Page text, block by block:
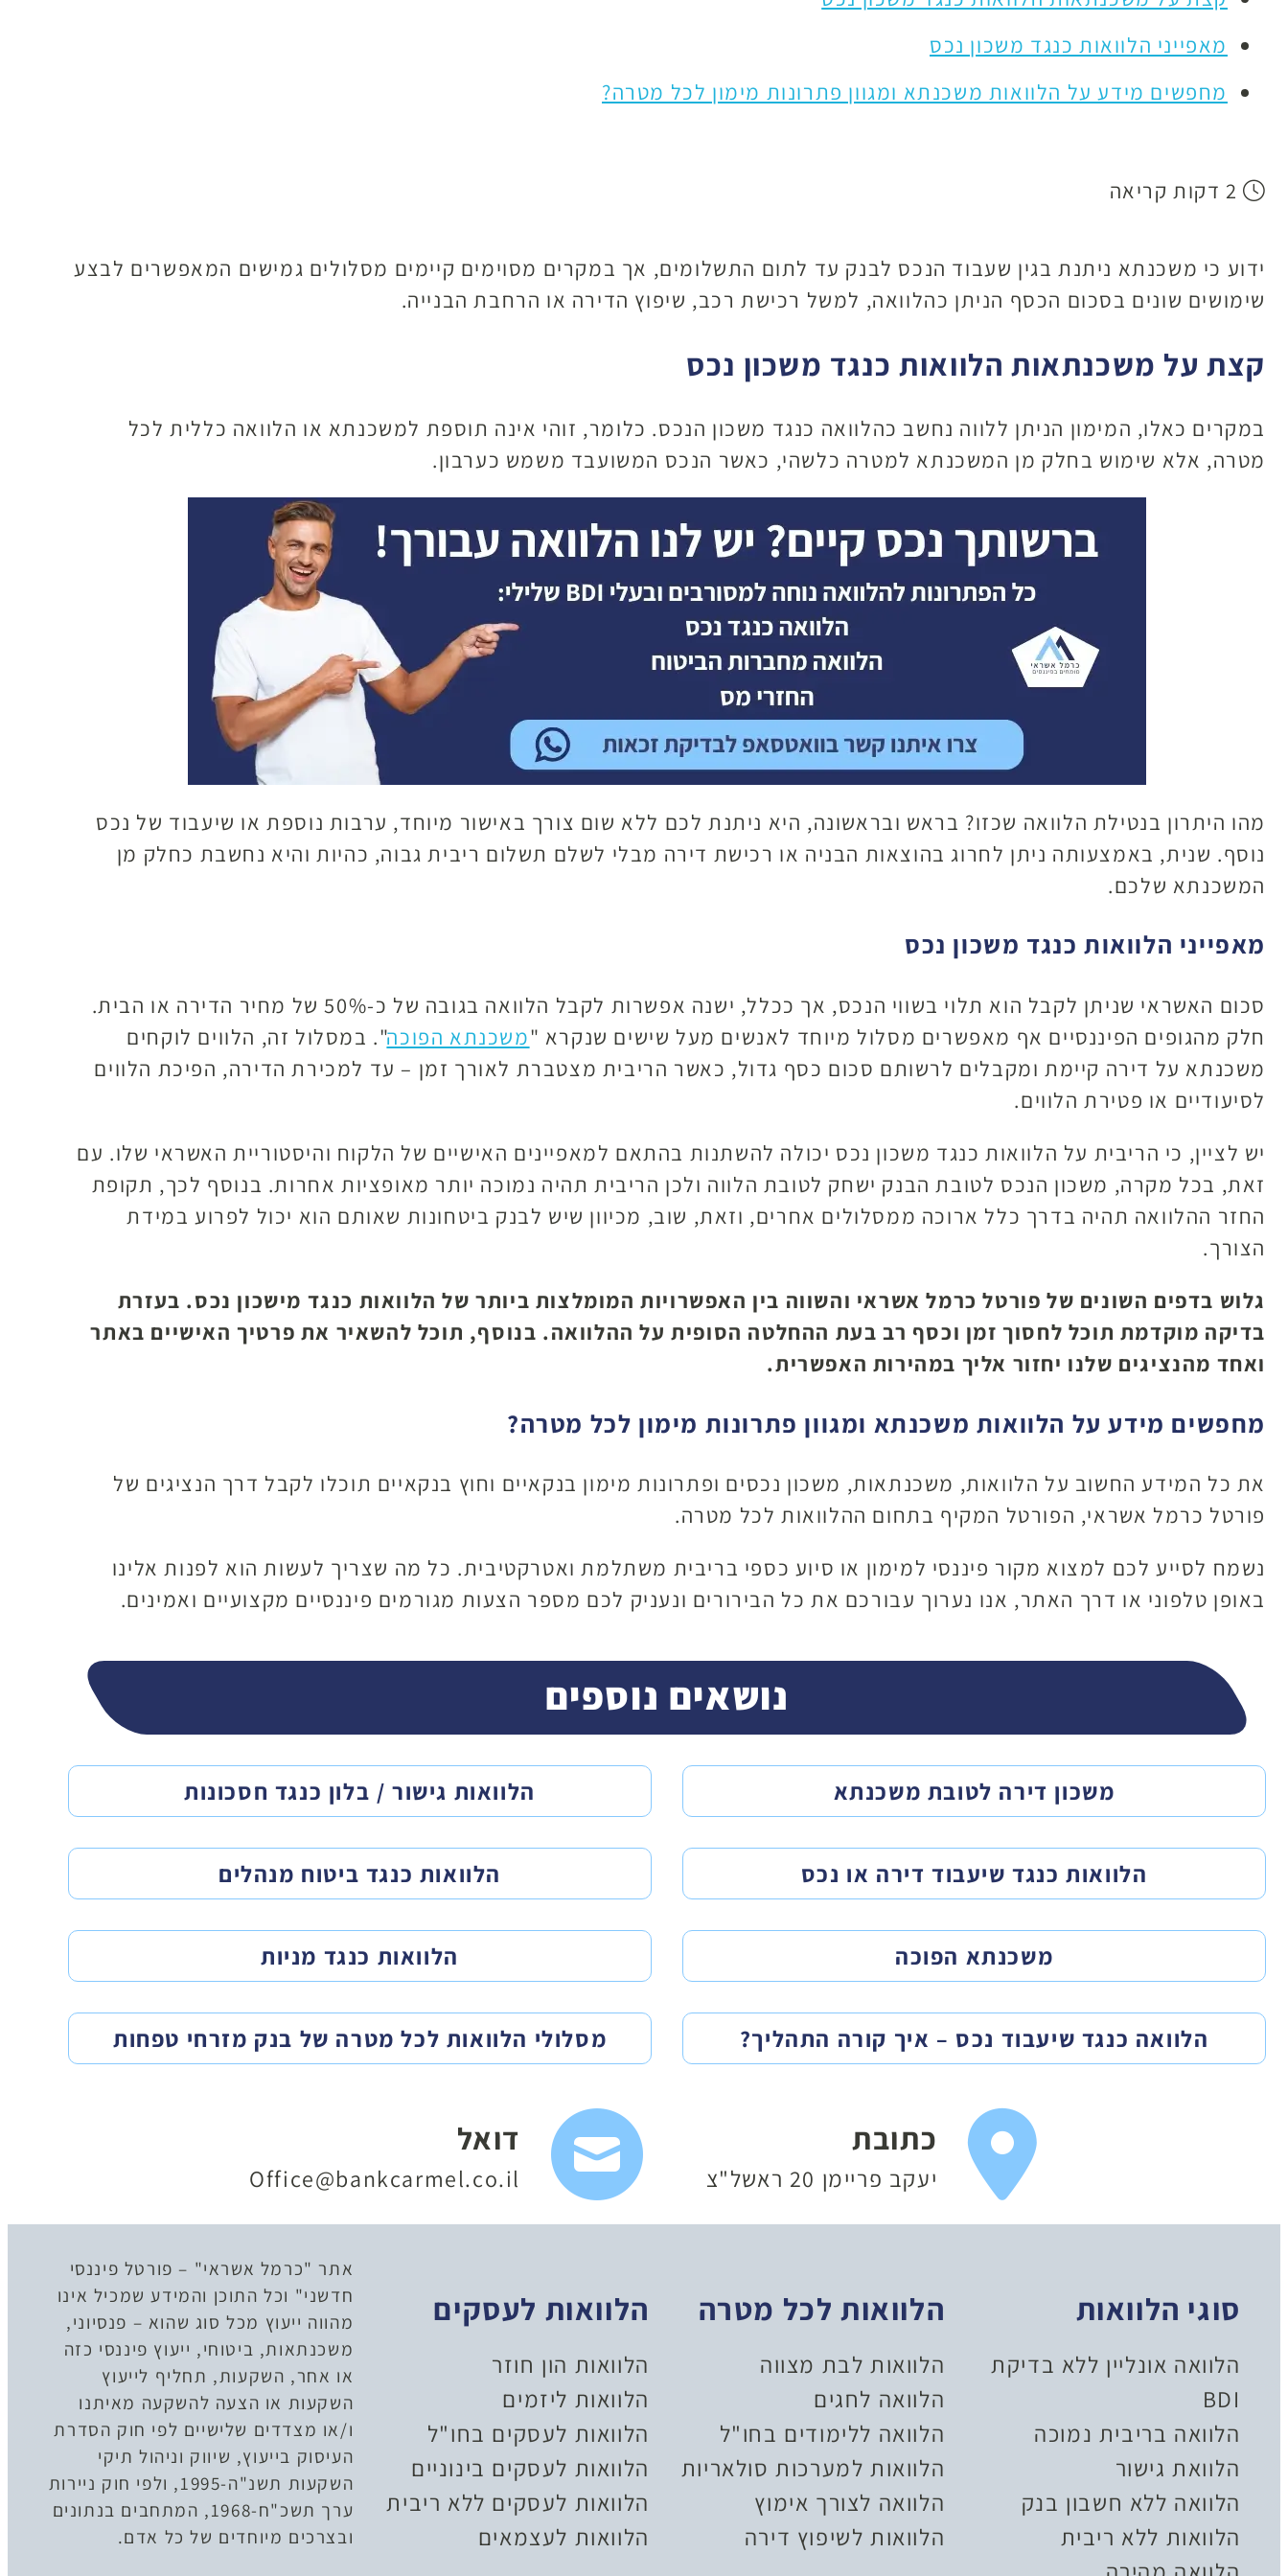
מאפייני הלוואות כנגד משכון נכס
מחפשים מידע על הלוואות משכנתא ומגוון פתרונות מימון לכל מטרה?
2 דקות קריאה
ידוע כי משכנתא ניתנת בגין שעבוד הנכס לבנק עד לתום התשלומים, אך במקרים מסוימים קיימים מסלולים גמישים המאפשרים לבצע
שימושים שונים בסכום הכסף הניתן כהלוואה, למשל רכישת רכב, שיפוץ הדירה או הרחבת הבנייה.
קצת על משכנתאות הלוואות כנגד משכון נכס
במקרים כאלו, המימון הניתן ללווה נחשב כהלוואה כנגד משכון הנכס. כלומר, זוהי אינה תוספת למשכנתא או הלוואה כללית לכל
מטרה, אלא שימוש בחלק מן המשכנתא למטרה כלשהי, כאשר הנכס המשועבד משמש כערבון.
מהו היתרון בנטילת הלוואה שכזו? בראש ובראשונה, היא ניתנת לכם ללא שום צורך באישור מיוחד, ערבות נוספת או שיעבוד של נכס
נוסף. שנית, באמצעותה ניתן לחרוג בהוצאות הבניה או רכישת דירה מבלי לשלם תשלום ריבית גבוה, כהיות והיא נחשבת כחלק מן
המשכנתא שלכם.
מאפייני הלוואות כנגד משכון נכס
סכום האשראי שניתן לקבל הוא תלוי בשווי הנכס, אך ככלל, ישנה אפשרות לקבל הלוואה בגובה של כ-50% של מחיר הדירה או הבית.
חלק מהגופים הפיננסיים אף מאפשרים מסלול מיוחד לאנשים מעל שישים שנקרא "משכנתא הפוכה". במסלול זה, הלווים לוקחים
משכנתא על דירה קיימת ומקבלים לרשותם סכום כסף גדול, כאשר הריבית מצטברת לאורך זמן – עד למכירת הדירה, הפיכת הלווים
לסיעודיים או פטירת הלווים.
יש לציין, כי הריבית על הלוואות כנגד משכון נכס יכולה להשתנות בהתאם למאפיינים האישיים של הלקוח והיסטוריית האשראי שלו. עם
זאת, בכל מקרה, משכון הנכס לטובת הבנק ישחק לטובת הלווה ולכן הריבית תהיה נמוכה יותר מאופציות אחרות. בנוסף לכך, תקופת
החזר ההלוואה תהיה בדרך כלל ארוכה ממסלולים אחרים, וזאת, שוב, מכיוון שיש לבנק ביטחונות שאותם הוא יכול לפרוע במידת
הצורך.
גלוש בדפים השונים של פורטל כרמל אשראי והשווה בין האפשרויות המומלצות ביותר של הלוואות כנגד מישכון נכס. בעזרת
בדיקה מוקדמת תוכל לחסוך זמן וכסף רב בעת ההחלטה הסופית על ההלוואה. בנוסף, תוכל להשאיר את פרטיך האישיים באתר
ואחד מהנציגים שלנו יחזור אליך במהירות האפשרית.
מחפשים מידע על הלוואות משכנתא ומגוון פתרונות מימון לכל מטרה?
את כל המידע החשוב על הלוואות, משכנתאות, משכון נכסים ופתרונות מימון בנקאיים וחוץ בנקאיים תוכלו לקבל דרך הנציגים של
פורטל כרמל אשראי, הפורטל המקיף בתחום ההלוואות לכל מטרה.
נשמח לסייע לכם למצוא מקור פיננסי למימון או סיוע כספי בריבית משתלמת ואטרקטיבית. כל מה שצריך לעשות הוא לפנות אלינו
באופן טלפוני או דרך האתר, אנו נערוך עבורכם את כל הבירורים ונעניק לכם מספר הצעות מגורמים פיננסיים מקצועיים ואמינים.
נושאים נוספים
משכון דירה לטובת משכנתא הלוואות גישור / בלון כנגד חסכונות
הלוואות כנגד שיעבוד דירה או נכס הלוואות כנגד ביטוח מנהלים
משכנתא הפוכה הלוואות כנגד מניות
הלוואה כנגד שיעבוד נכס – איך קורה התהליך? מסלולי הלוואות לכל מטרה של בנק מזרחי טפחות
כתובת
יעקב פריימן 20 ראשל"צ
דואל
Office@bankcarmel.co.il
סוגי הלוואות
הלוואה אונליין ללא בדיקת
BDI
הלוואה בריבית נמוכה
הלוואת גישור
הלוואה ללא חשבון בנק
הלוואות ללא ריבית
הלוואות לכל מטרה
הלוואות לבת מצווה
הלוואה לחגים
הלוואה ללימודים בחו"ל
הלוואות למערכות סולאריות
הלוואה לצורך אימוץ
הלוואות לשיפוץ דירה
הלוואות לעסקים
הלוואות הון חוזר
הלוואות ליזמים
הלוואות לעסקים בחו"ל
הלוואות לעסקים בינוניים
הלוואות לעסקים ללא ריבית
הלוואות לעצמאים
אתר "כרמל אשראי" – פורטל פיננסי
חדשני" וכל התוכן והמידע שמכיל אינו
מהווה ייעוץ מכל סוג שהוא – פנסיוני,
משכנתאות, ביטוחי, ייעוץ פיננסי כזה
או אחר, השקעות, תחליף לייעוץ
השקעות או הצעה להשקעה מאיתנו
ו/או מצדדים שלישיים לפי חוק הסדרת
העיסוק בייעוץ, שיווק וניהול תיקי
השקעות תשנ"ה-1995, ולפי חוק ניירות
ערך תשכ"ח-1968, המתחבים בנתונים
ובצרכים מיוחדים של כל אדם.